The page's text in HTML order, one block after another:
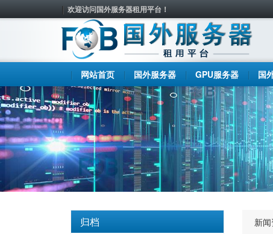
欢迎访问国外服务器租用平台！
网站首页 国外服务器 GPU服务器 国
归档
新